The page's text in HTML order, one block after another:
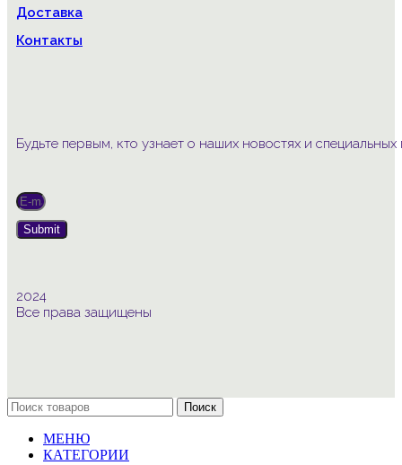
Доставка
Контакты
Будьте первым, кто узнает о наших новостях и
Submit
2024
Все права защищены
Поиск
МЕНЮ
КАТЕГОРИИ